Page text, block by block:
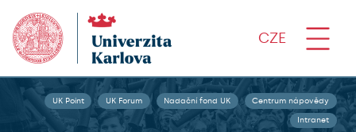
CZE
UK Point UK Forum Nadační fond UK Centrum nápovědy
Intranet